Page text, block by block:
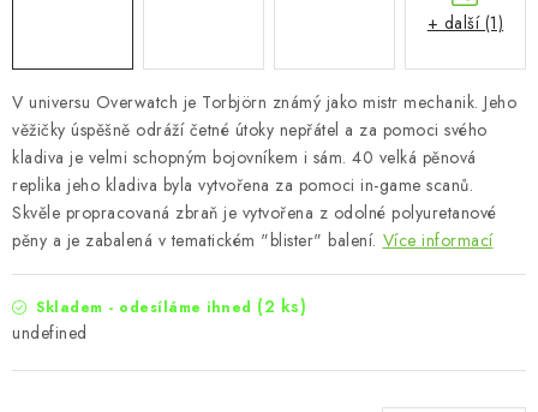
V universu Overwatch je Torbjörn známý jako mistr mechanik. Jeho
věžičky úspěšně odráží četné útoky nepřátel a za pomoci svého
kladiva je velmi schopným bojovníkem i sám. 40 velká pěnová
replika jeho kladiva byla vytvořena za pomoci in-game scanů.
Skvěle propracovaná zbraň je vytvořena z odolné polyuretanové
pěny a je zabalená v tematickém "blister" balení. Více informací
Skladem - odesíláme ihned (2 ks)
undefined
+ další (1)